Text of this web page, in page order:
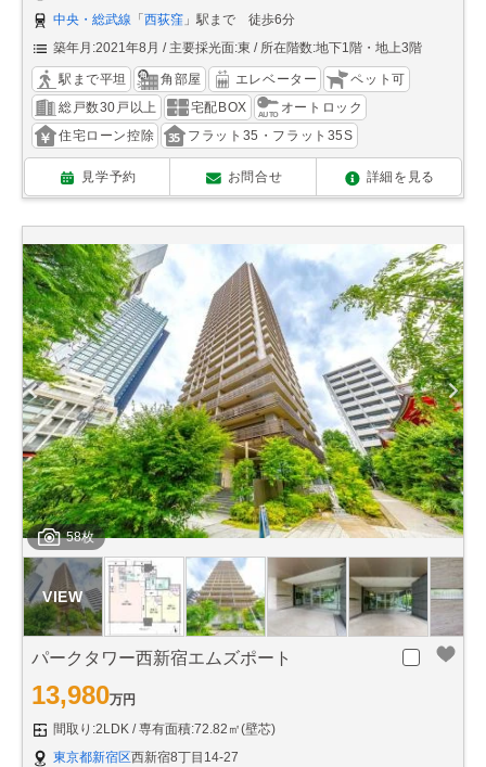
中央・総武線 「西荻窪 」駅まで 徒歩6分
築年月:2021年8月
主要採光面:東 所在階数:地下1階・地上3階
駅まで平坦 角部屋 エレベーター
ペット可
総戸数30戸以上
宅配BOX
オートロック
住宅ローン控除
フラット35・フラット35S
見学予約 お問合せ 詳細を見る
58枚
パークタワー西新宿エムズポート
13,980万円
間取り:2LDK
専有面積:72.82㎡(壁芯)
東京都新宿区西新宿8丁目14-27